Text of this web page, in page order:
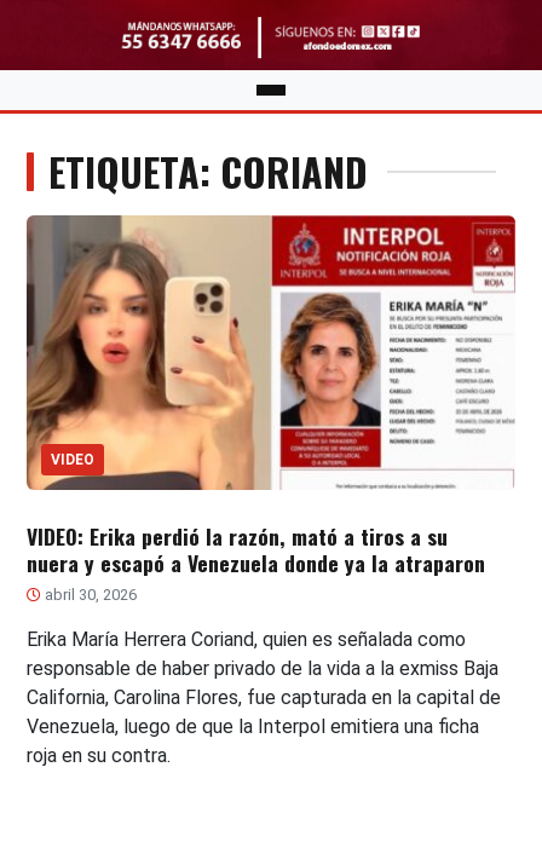
ETIQUETA: CORIAND
VIDEO
VIDEO: Erika perdió la razón, mató a tiros a su
nuera y escapó a Venezuela donde ya la atraparon
abril 30, 2026
Erika María Herrera Coriand, quien es señalada como
responsable de haber privado de la vida a la exmiss Baja
California, Carolina Flores, fue capturada en la capital de
Venezuela, luego de que la Interpol emitiera una ficha
roja en su contra.